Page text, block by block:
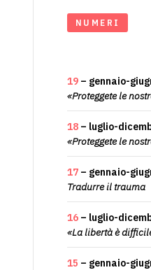
NUMERI
19 – gennaio-
«Proteggete le
18 – luglio-
«Proteggete le
17 – gennaio-
Tradurre il trauma
16 – luglio-
«La libertà è
15 – gennaio-